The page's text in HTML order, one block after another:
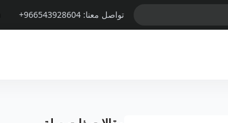
تواصل معنا: +966543928604